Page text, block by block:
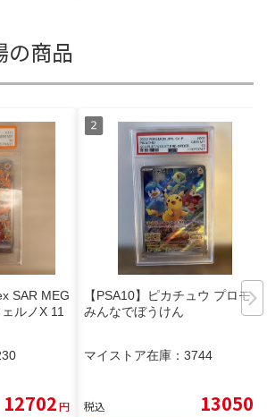
の商品
SAR MEG
ルノX 11
12702円
【PSA10】ピカチュウ プロモ
みんなでぼうけん
マイストア在庫： 3744
税込 13050